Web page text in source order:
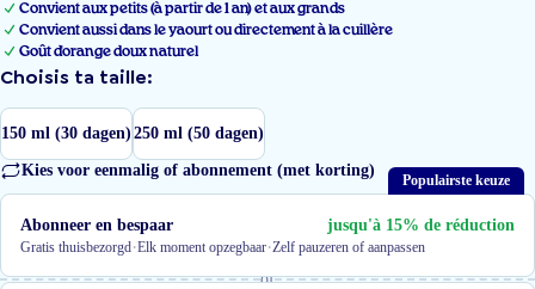
Convient aux petits (à partir de 1 an) et aux grands
Convient aussi dans le yaourt ou directement à la cuillère
Goût d'orange doux naturel
Choisis ta taille:
150 ml (30 dagen) 250 ml (50 dagen)
Kies voor eenmalig of abonnement (met korting)
Populairste keuze
Abonneer en bespaar jusqu'à 15% de réduction
Gratis thuisbezorgd·Elk moment opzegbaar·Zelf pauzeren of aanpassen
of